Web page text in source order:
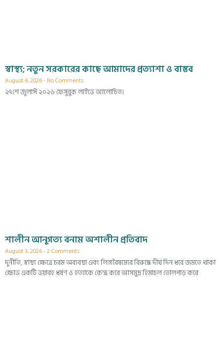
স্বাস্থ্য; নতুন সরকারের কাছে আমাদের প্রত্যাশা ও বাস্তব
August 4, 2026 No Comments
২৭শে জুলাঈ ২০২৬ ফেসুবুক লাইভে আলোচিত।
শালীন আনুগত্য বনাম অশালীন প্রতিবাদ
August 3, 2026 2 Comments
দুর্নীতি, স্বাস্থ্য ক্ষেত্রে চরম অব্যবস্থা এবং লিঙ্গবৈষম্যের বিরুদ্ধে দীর্ঘ দিন ধরে জমতে থাকা
ক্ষোভ একটি ভয়াবহ ধর্ষণ ও হত্যাকে কেন্দ্র করে আসমুদ্র হিমাচল তোলপাড় করে